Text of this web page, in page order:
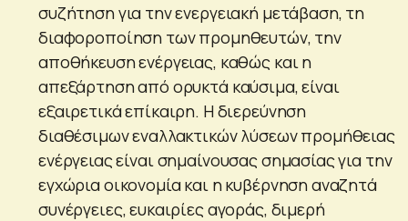
συζήτηση για την ενεργειακή μετάβαση, τη
διαφοροποίηση των προμηθευτών, την
αποθήκευση ενέργειας, καθώς και η
απεξάρτηση από ορυκτά καύσιμα, είναι
εξαιρετικά επίκαιρη. Η διερεύνηση
διαθέσιμων εναλλακτικών λύσεων προμήθειας
ενέργειας είναι σημαίνουσας σημασίας για την
εγχώρια οικονομία και η κυβέρνηση αναζητά
συνέργειες, ευκαιρίες αγοράς, διμερή